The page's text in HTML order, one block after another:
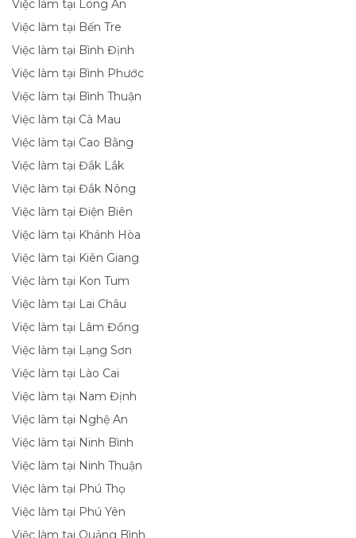
Việc làm tại Long An
Việc làm tại Bến Tre
Việc làm tại Bình Định
Việc làm tại Bình Phước
Việc làm tại Bình Thuận
Việc làm tại Cà Mau
Việc làm tại Cao Bằng
Việc làm tại Đắk Lắk
Việc làm tại Đắk Nông
Việc làm tại Điện Biên
Việc làm tại Khánh Hòa
Việc làm tại Kiên Giang
Việc làm tại Kon Tum
Việc làm tại Lai Châu
Việc làm tại Lâm Đồng
Việc làm tại Lạng Sơn
Việc làm tại Lào Cai
Việc làm tại Nam Định
Việc làm tại Nghệ An
Việc làm tại Ninh Bình
Việc làm tại Ninh Thuận
Việc làm tại Phú Thọ
Việc làm tại Phú Yên
Việc làm tại Quảng Bình